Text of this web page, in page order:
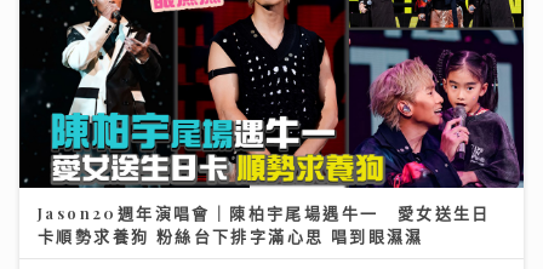
Jason20週年演唱會｜陳柏宇尾場遇牛一 愛女送生日
卡順勢求養狗 粉絲台下排字滿心思 唱到眼濕濕